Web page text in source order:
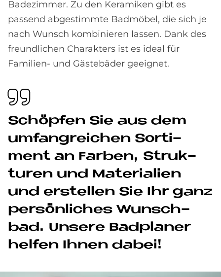
Badezimmer. Zu den Keramiken gibt es
passend abgestimmte Badmöbel, die sich je
nach Wunsch kombinieren lassen. Dank des
freundlichen Charakters ist es ideal für
Familien- und Gästebäder geeignet.
Schöp­fen Sie aus dem
um­fang­rei­chen Sor­ti­
ment an Far­ben, Struk­
tu­ren und Ma­te­ria­li­en
und er­stel­len Sie Ihr ganz
per­sön­li­ches Wunsch­
bad. Un­se­re Bad­pla­ner
hel­fen Ih­nen da­bei!